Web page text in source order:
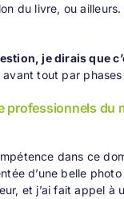
du livre, ou
je dirais que
tout par
professionnels du
dans ce
d’une belle
et j’ai fait appel